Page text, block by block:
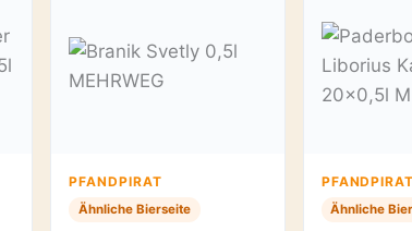
PFANDPIRAT
Ähnliche Bierseite Ähnliche